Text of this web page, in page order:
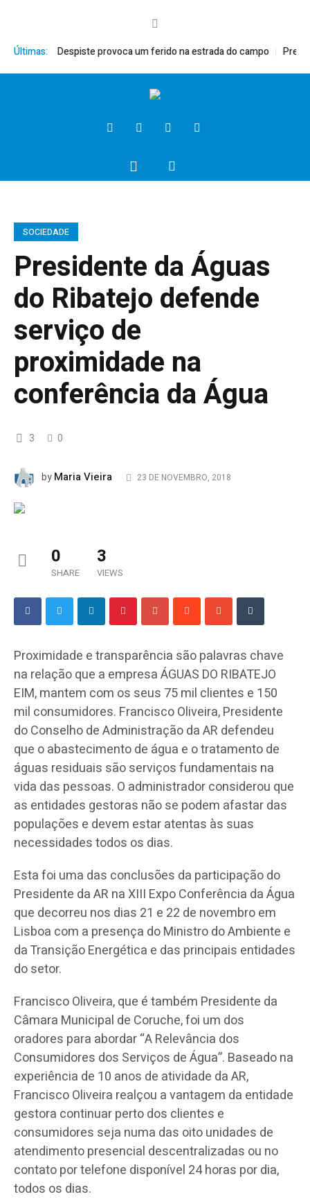
Últimas:
XVI Despiste provoca um ferido na estrada do campo Presidente
SOCIEDADE
Presidente da Águas
do Ribatejo defende
serviço de
proximidade na
conferência da Água
3 0
byMaria Vieira 23 DE NOVEMBRO, 2018
0
SHARE
3
VIEWS
Proximidade e transparência são palavras chave
na relação que a empresa ÁGUAS DO RIBATEJO
EIM, mantem com os seus 75 mil clientes e 150
mil consumidores. Francisco Oliveira, Presidente
do Conselho de Administração da AR defendeu
que o abastecimento de água e o tratamento de
águas residuais são serviços fundamentais na
vida das pessoas. O administrador considerou que
as entidades gestoras não se podem afastar das
populações e devem estar atentas às suas
necessidades todos os dias.
Esta foi uma das conclusões da participação do
Presidente da AR na XIII Expo Conferência da Água
que decorreu nos dias 21 e 22 de novembro em
Lisboa com a presença do Ministro do Ambiente e
da Transição Energética e das principais entidades
do setor.
Francisco Oliveira, que é também Presidente da
Câmara Municipal de Coruche, foi um dos
oradores para abordar “A Relevância dos
Consumidores dos Serviços de Água”. Baseado na
experiência de 10 anos de atividade da AR,
Francisco Oliveira realçou a vantagem da entidade
gestora continuar perto dos clientes e
consumidores seja numa das oito unidades de
atendimento presencial descentralizadas ou no
contato por telefone disponível 24 horas por dia,
todos os dias.